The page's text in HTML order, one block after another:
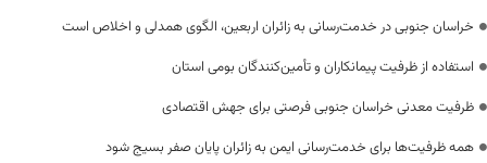
خراسان جنوبی در خدمت‌رسانی به زائران اربعین، الگوی همدلی و اخلاص است
استفاده از ظرفیت پیمانکاران و تأمین‌کنندگان بومی استان
ظرفیت معدنی خراسان جنوبی فرصتی برای جهش اقتصادی
همه ظرفیت‌ها برای خدمت‌رسانی ایمن به زائران پایان صفر بسیج شود